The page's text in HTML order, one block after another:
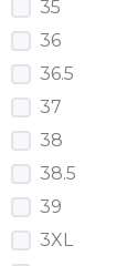
35
36
36.5
37
38
38.5
39
3XL